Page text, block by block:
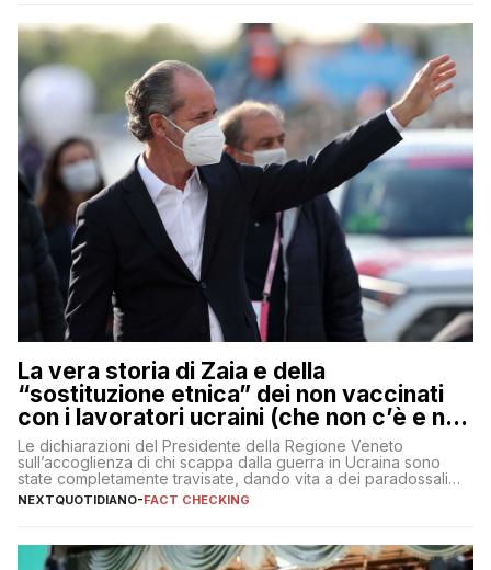
La vera storia di Zaia e della
“sostituzione etnica” dei non vaccinati
con i lavoratori ucraini (che non c’è e non
ci sarà)
Le dichiarazioni del Presidente della Regione Veneto
sull’accoglienza di chi scappa dalla guerra in Ucraina sono
state completamente travisate, dando vita a dei paradossali
falsi che girano sui social
NEXTQUOTIDIANO-FACT CHECKING